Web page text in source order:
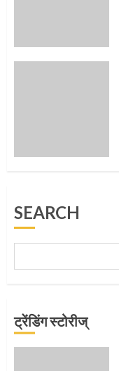
SEARCH
ट्रेंडिंग स्टोरीज्
1
2